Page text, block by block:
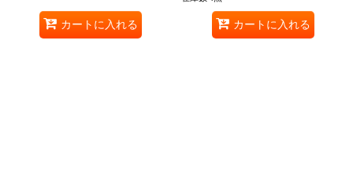
カートに入れる カートに入れる